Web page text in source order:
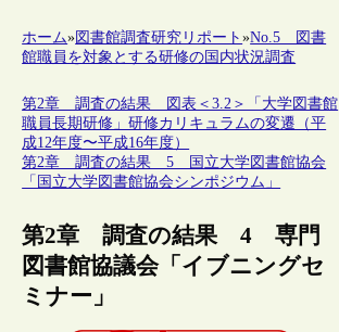
ホーム»図書館調査研究リポート»No.5 図書
館職員を対象とする研修の国内状況調査
第2章 調査の結果 図表＜3.2＞「大学図書館
職員長期研修」研修カリキュラムの変遷（平
成12年度〜平成16年度）
第2章 調査の結果 5 国立大学図書館協会
「国立大学図書館協会シンポジウム」
第2章 調査の結果 4 専門
図書館協議会「イブニングセ
ミナー」